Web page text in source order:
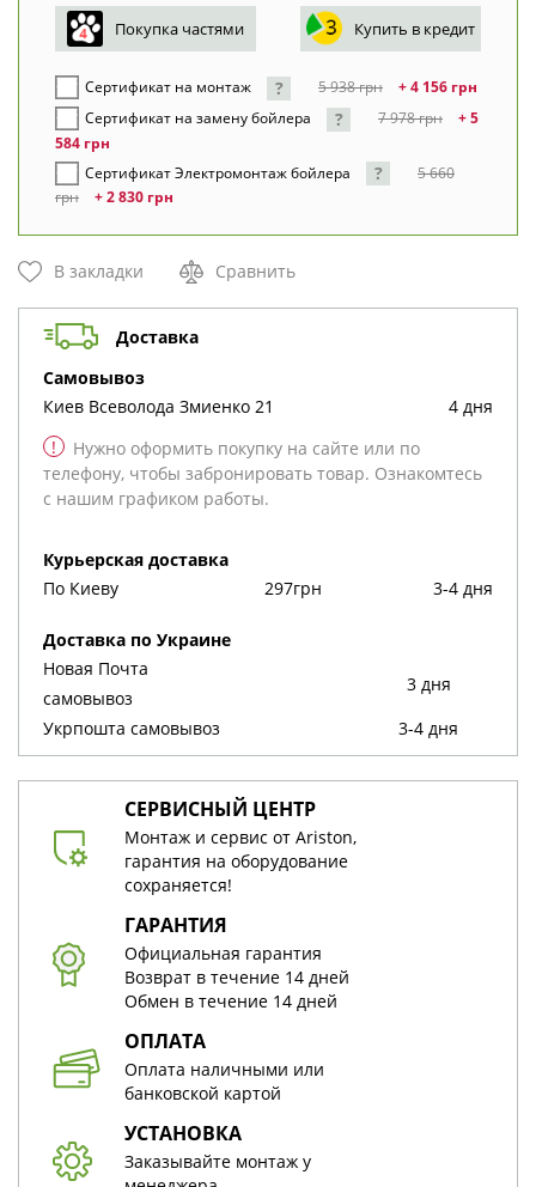
Покупка частями Купить в кредит
Сертификат на монтаж ? 5 938грн + 4 156 грн
Сертификат на замену бойлера
? 7 978грн
+ 5
584 грн
Сертификат Электромонтаж бойлера
?
5 660
грн
+ 2 830 грн
В закладки Сравнить
Доставка
cамовывоз
Киев Всеволода Змиенко 21
4 дня
!
Нужно оформить покупку на сайте или по
телефону, чтобы забронировать товар. Ознакомтесь
с нашим графиком работы.
Курьерская доставка
По Киеву
297грн 3-4 дня
Доставка по Украине
Новая Почта
cамовывоз
3 дня
Укрпошта cамовывоз
3-4 дня
СЕРВИСНЫЙ ЦЕНТР
Монтаж и сервис от Ariston,
гарантия на оборудование
сохраняется!
ГАРАНТИЯ
Официальная гарантия
Возврат в течение 14 дней
Обмен в течение 14 дней
ОПЛАТА
Оплата наличными или
банковской картой
УСТАНОВКА
Заказывайте монтаж у